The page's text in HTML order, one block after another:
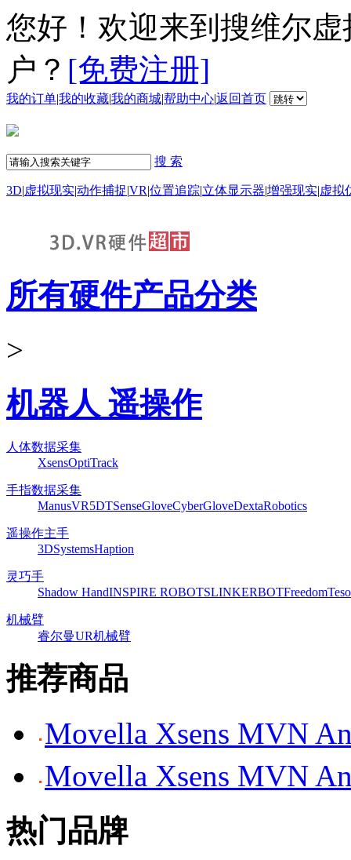
您好！欢迎来到搜维尔
户？ [免费注册]
我的订单|我的收藏|我的商城|帮助中心|返回首页
搜 索
3D|虚拟现实|动作捕捉|VR|位置追踪|立体显示器|增强现实|虚拟
所有硬件产品分类
>
机器人 遥操作
人体数据采集
XsensOptiTrack
手指数据采集
ManusVR5DTSenseGloveCyberGloveDextaRobotics
遥操作主手
3DSystemsHaption
灵巧手
Shadow HandINSPIRE ROBOTSLINKERBOTFreedom
机械臂
睿尔曼UR机械臂
推荐商品
Movella Xsens MVN
Movella Xsens MVN
热门品牌